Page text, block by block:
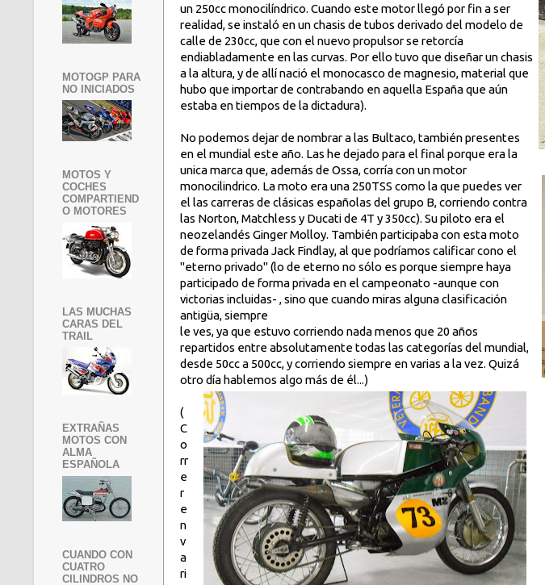
un 250cc monocilíndrico. Cuando este motor llegó por fin a ser
realidad, se instaló en un chasis de tubos derivado del modelo de
calle de 230cc, que con el nuevo propulsor se retorcía
endiabladamente en las curvas. Por ello tuvo que diseñar un chasis
a la altura, y de allí nació el monocasco de magnesio, material que
hubo que importar de contrabando en aquella España que aún
estaba en tiempos de la dictadura).
No podemos dejar de nombrar a las Bultaco, también presentes
en el mundial este año. Las he dejado para el final porque era la
unica marca que, además de Ossa, corría con un motor
monocilindrico. La moto era una 250TSS como la que puedes ver
el las carreras de clásicas españolas del grupo B, corriendo contra
las Norton, Matchless y Ducati de 4T y 350cc). Su piloto era el
neozelandés Ginger Molloy. También participaba con esta moto
de forma privada Jack Findlay, al que podríamos calificar cono el
"eterno privado" (lo de eterno no sólo es porque siempre haya
participado de forma privada en el campeonato -aunque con
victorias incluidas- , sino que cuando miras alguna clasificación
antigüa, siempre
le ves, ya que estuvo corriendo nada menos que 20 años
repartidos entre absolutamente todas las categorías del mundial,
desde 50cc a 500cc, y corriendo siempre en varias a la vez. Quizá
otro día hablemos algo más de él...)
(
C
o
rr
e
r
e
n
v
a
ri
MOTOGP PARA
NO INICIADOS
MOTOS Y
COCHES
COMPARTIEND
O MOTORES
LAS MUCHAS
CARAS DEL
TRAIL
EXTRAÑAS
MOTOS CON
ALMA
ESPAÑOLA
CUANDO CON
CUATRO
CILINDROS NO